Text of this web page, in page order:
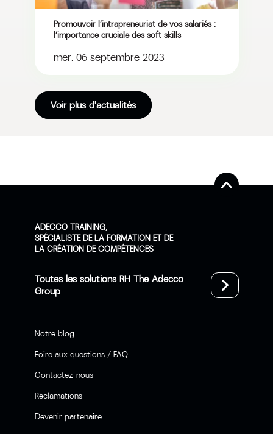
Promouvoir l’intrapreneuriat de vos salariés :
l’importance cruciale des soft skills
mer. 06 septembre 2023
Voir plus d'actualités
ADECCO TRAINING,
SPÉCIALISTE DE LA FORMATION ET DE
LA CRÉATION DE COMPÉTENCES
Toutes les solutions RH The Adecco
Group
Notre blog
Foire aux questions / FAQ
Contactez-nous
Réclamations
Devenir partenaire